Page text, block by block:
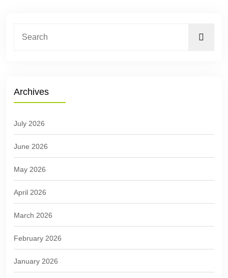
Archives
July 2026
June 2026
May 2026
April 2026
March 2026
February 2026
January 2026